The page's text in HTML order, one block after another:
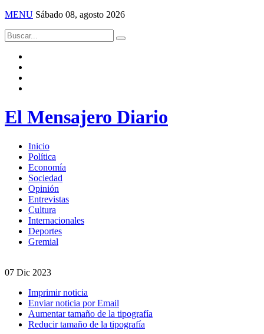
MENU Sábado 08, agosto 2026
El Mensajero Diario
Inicio
Política
Economía
Sociedad
Opinión
Entrevistas
Cultura
Internacionales
Deportes
Gremial
07 Dic 2023
Imprimir noticia
Enviar noticia por Email
Aumentar tamaño de la tipografía
Reducir tamaño de la tipografía